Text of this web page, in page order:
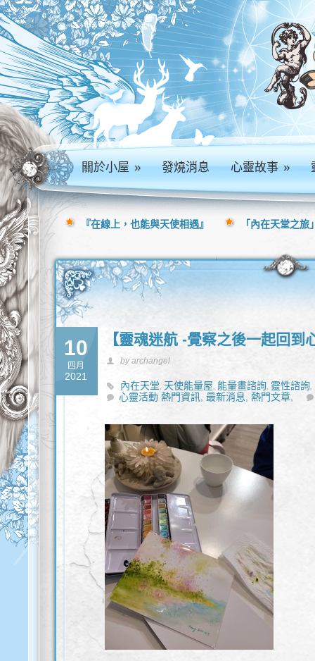
關於小屋» 發燒消息 心靈故事»
10
四月
2021
【靈魂迷航 -覺察之後一起回到
by archangel
內在天堂, 天使能量屋, 能量畫諮詢, 靈性諮詢,
心靈活動 熱門資訊,最新消息,熱門文章,
『在線上，也能與天使相遇』 「內在天堂之